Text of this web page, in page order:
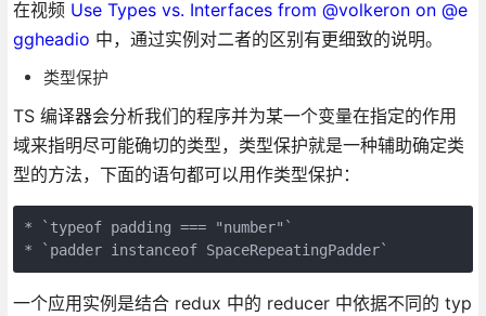
在视频 Use Types vs. Interfaces from @volkeron on @e
ggheadio 中，通过实例对二者的区别有更细致的说明。
类型保护
TS 编译器会分析我们的程序并为某一个变量在指定的作用
域来指明尽可能确切的类型，类型保护就是一种辅助确定类
型的方法，下面的语句都可以用作类型保护：
* `typeof padding === "number"`
一个应用实例是结合 redux 中的 reducer 中依据不同的 typ